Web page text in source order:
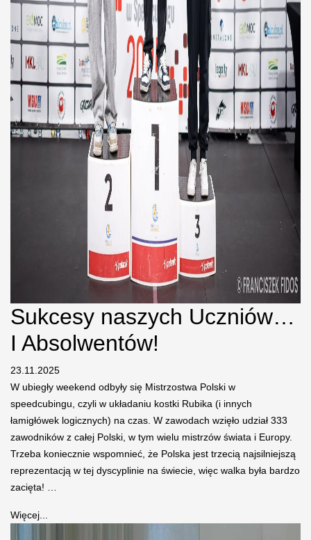
Sukcesy naszych Uczniów…
I Absolwentów!
23.11.2025
W ubiegły weekend odbyły się Mistrzostwa Polski w
speedcubingu, czyli w układaniu kostki Rubika (i innych
łamigłówek logicznych) na czas. W zawodach wzięło udział 333
zawodników z całej Polski, w tym wielu mistrzów świata i Europy.
Trzeba koniecznie wspomnieć, że Polska jest trzecią najsilniejszą
reprezentacją w tej dyscyplinie na świecie, więc walka była bardzo
zacięta! …
Więcej...